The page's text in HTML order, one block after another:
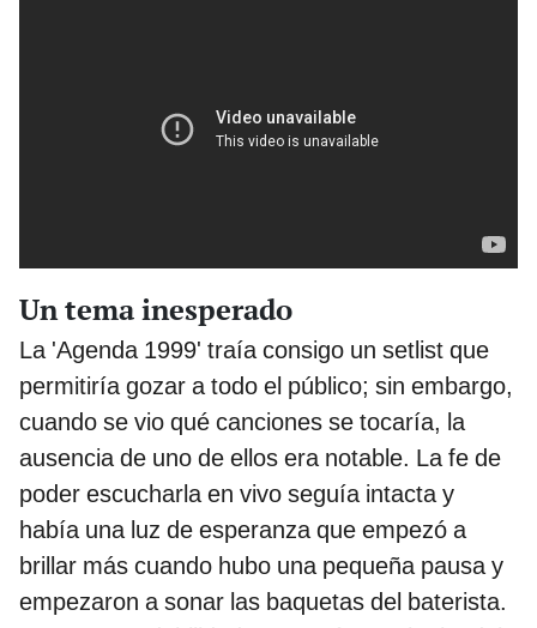
Un tema inesperado
La 'Agenda 1999' traía consigo un setlist que
permitiría gozar a todo el público; sin embargo,
cuando se vio qué canciones se tocaría, la
ausencia de uno de ellos era notable. La fe de
poder escucharla en vivo seguía intacta y
había una luz de esperanza que empezó a
brillar más cuando hubo una pequeña pausa y
empezaron a sonar las baquetas del baterista.